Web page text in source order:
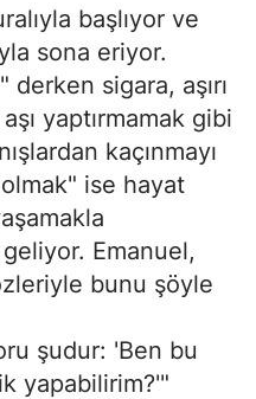
başlıyor ve
sona eriyor.
sigara, aşırı
yaptırmamak gibi
kaçınmayı
ise hayat
geliyor. Emanuel,
bunu şöyle
şudur: 'Ben bu
yapabilirim?'"